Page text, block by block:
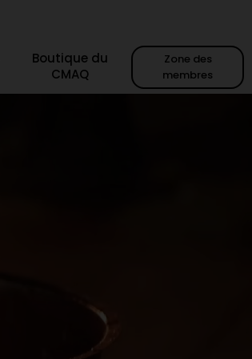
Boutique du
CMAQ
Zone des
membres